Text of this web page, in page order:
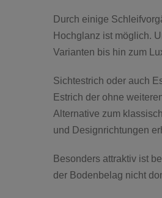
Durch einige
Hochglanz ist möglich.
Varianten bis hin zum
Sichtestrich oder auch
Estrich der ohne
Alternative zum
und Designrichtungen
Besonders attraktiv ist
der Bodenbelag nicht